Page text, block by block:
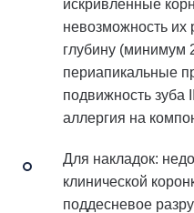
искривлённые
невозможность
глубину (минимум
периапикальные
подвижность зуба
аллергия на
Для накладок:
клинической
поддесневое